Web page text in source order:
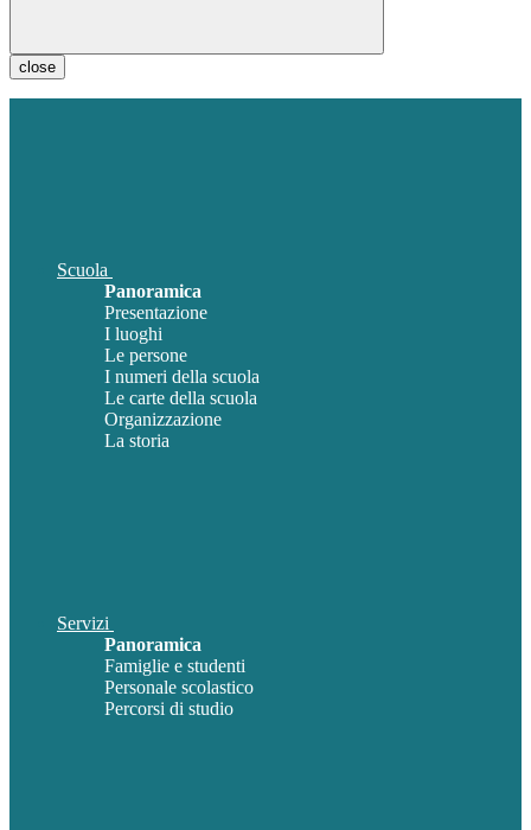
close
Scuola
Panoramica
Presentazione
I luoghi
Le persone
I numeri della scuola
Le carte della scuola
Organizzazione
La storia
Servizi
Panoramica
Famiglie e studenti
Personale scolastico
Percorsi di studio